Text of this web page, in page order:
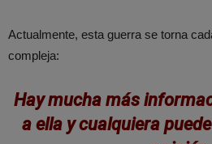
Actualmente, esta guerra se torna
compleja:
Hay mucha más
a ella y cualquiera